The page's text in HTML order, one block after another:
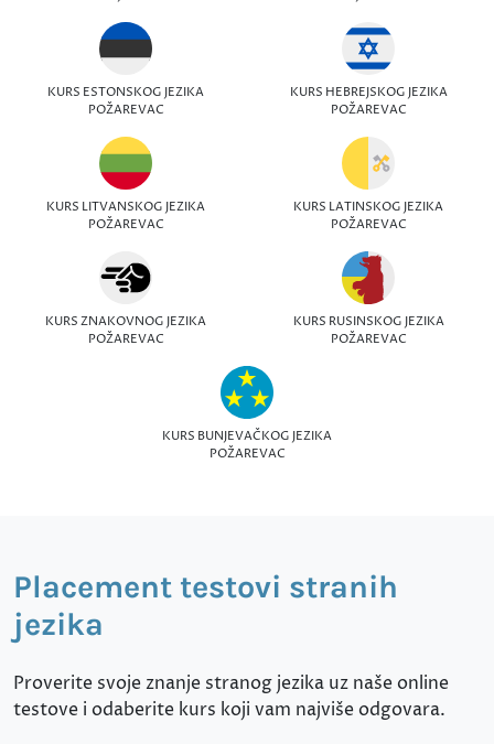
KURS ESTONSKOG JEZIKA
POŽAREVAC
KURS HEBREJSKOG JEZIKA
POŽAREVAC
KURS LITVANSKOG JEZIKA
POŽAREVAC
KURS LATINSKOG JEZIKA
POŽAREVAC
KURS ZNAKOVNOG JEZIKA
POŽAREVAC
KURS RUSINSKOG JEZIKA
POŽAREVAC
KURS BUNJEVAČKOG JEZIKA
POŽAREVAC
Placement testovi stranih
jezika
Proverite svoje znanje stranog jezika uz naše online
testove i odaberite kurs koji vam najviše odgovara.